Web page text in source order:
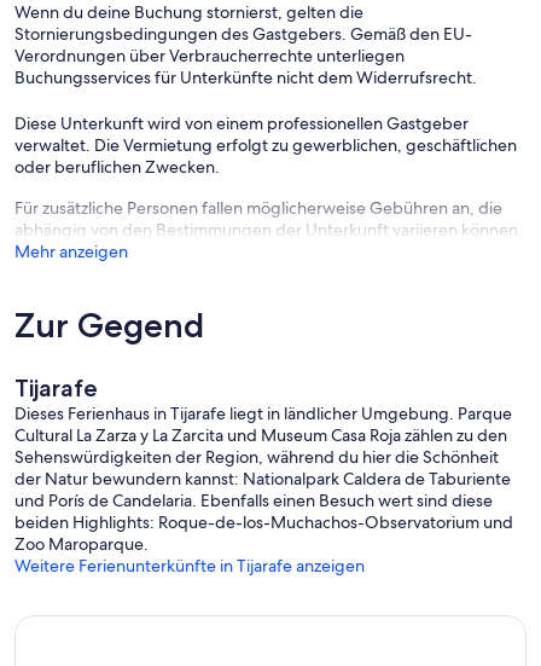
Wenn du deine Buchung stornierst, gelten die
Stornierungsbedingungen des Gastgebers. Gemäß den EU-
Verordnungen über Verbraucherrechte unterliegen
Buchungsservices für Unterkünfte nicht dem Widerrufsrecht.
Diese Unterkunft wird von einem professionellen Gastgeber
verwaltet. Die Vermietung erfolgt zu gewerblichen, geschäftlichen
oder beruflichen Zwecken.
Für zusätzliche Personen fallen möglicherweise Gebühren an, die
abhängig von den Bestimmungen der Unterkunft variieren können.
Mehr anzeigen
Zur Gegend
Tijarafe
Dieses Ferienhaus in Tijarafe liegt in ländlicher Umgebung. Parque
Cultural La Zarza y La Zarcita und Museum Casa Roja zählen zu den
Sehenswürdigkeiten der Region, während du hier die Schönheit
der Natur bewundern kannst: Nationalpark Caldera de Taburiente
und Porís de Candelaria. Ebenfalls einen Besuch wert sind diese
beiden Highlights: Roque-de-los-Muchachos-Observatorium und
Zoo Maroparque.
Weitere Ferienunterkünfte in Tijarafe anzeigen